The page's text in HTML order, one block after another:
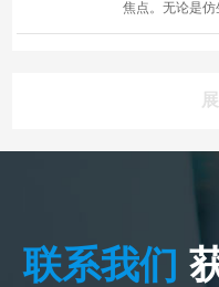
焦点。无论是
冲足垫，还是
联系我们